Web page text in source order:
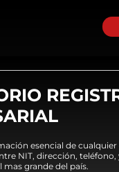
esencial de
NIT, dirección, teléfono,
grande del país.